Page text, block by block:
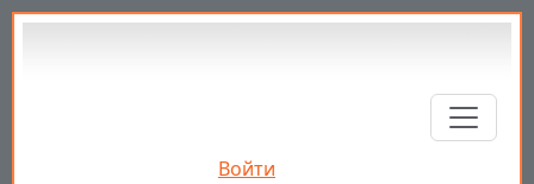
Перейти к основному содержанию
Войти